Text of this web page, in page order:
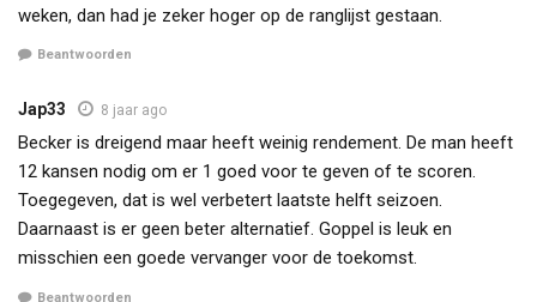
weken, dan had je zeker hoger op de ranglijst gestaan.
Beantwoorden
Jap33 8 jaar ago
Becker is dreigend maar heeft weinig rendement. De man heeft
12 kansen nodig om er 1 goed voor te geven of te scoren.
Toegegeven, dat is wel verbetert laatste helft seizoen.
Daarnaast is er geen beter alternatief. Goppel is leuk en
misschien een goede vervanger voor de toekomst.
Beantwoorden